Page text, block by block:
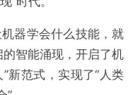
器学会什么技能，就
智能涌现，开启了机
新范式，实现了“人类